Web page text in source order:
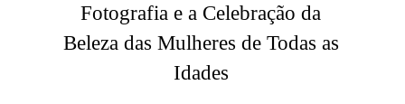
Fotografia e a Celebração da
Beleza das Mulheres de Todas as
Idades